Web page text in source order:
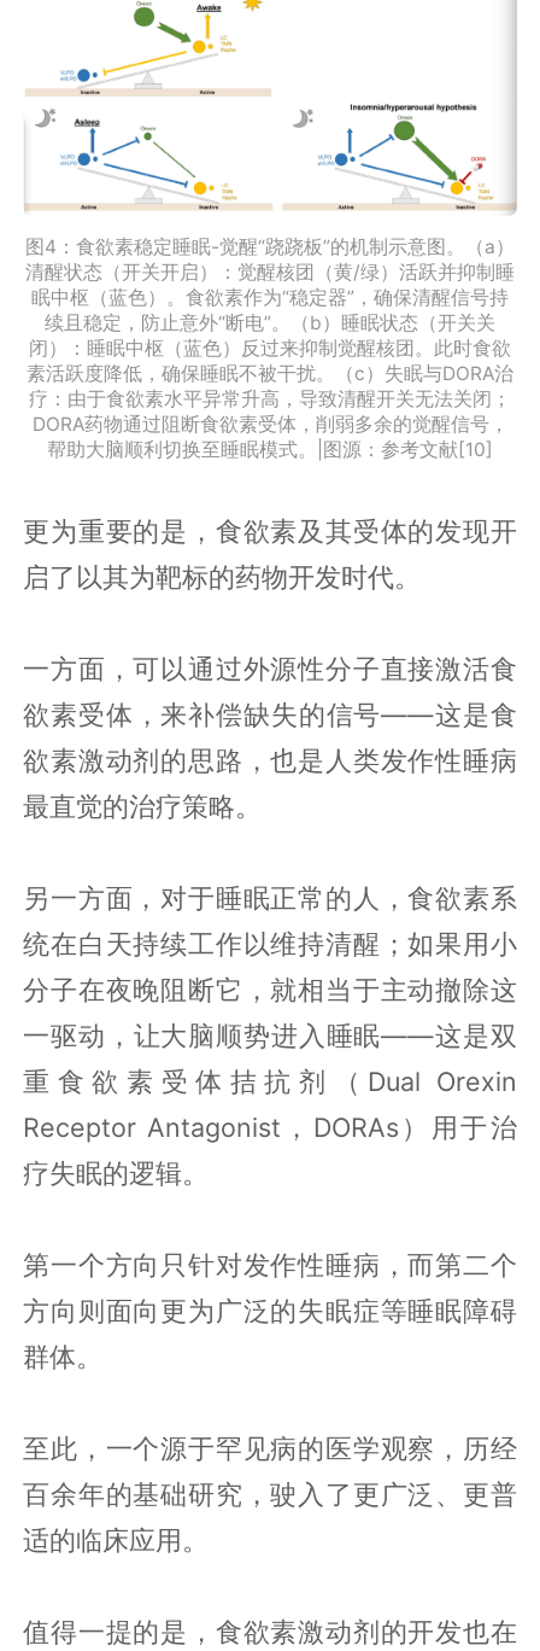
图4：食欲素稳定睡眠-觉醒“跷跷板”的机制示意图。（a）
清醒状态（开关开启）：觉醒核团（黄/绿）活跃并抑制睡
眠中枢（蓝色）。食欲素作为“稳定器”，确保清醒信号持
续且稳定，防止意外“断电”。（b）睡眠状态（开关关
闭）：睡眠中枢（蓝色）反过来抑制觉醒核团。此时食欲
素活跃度降低，确保睡眠不被干扰。（c）失眠与DORA治
疗：由于食欲素水平异常升高，导致清醒开关无法关闭；
DORA药物通过阻断食欲素受体，削弱多余的觉醒信号，
帮助大脑顺利切换至睡眠模式。|图源：参考文献[10]
更为重要的是，食欲素及其受体的发现开
启了以其为靶标的药物开发时代。
一方面，可以通过外源性分子直接激活食
欲素受体，来补偿缺失的信号——这是食
欲素激动剂的思路，也是人类发作性睡病
最直觉的治疗策略。
另一方面，对于睡眠正常的人，食欲素系
统在白天持续工作以维持清醒；如果用小
分子在夜晚阻断它，就相当于主动撤除这
一驱动，让大脑顺势进入睡眠——这是双
重食欲素受体拮抗剂（Dual Orexin
Receptor Antagonist，DORAs）用于治
疗失眠的逻辑。
第一个方向只针对发作性睡病，而第二个
方向则面向更为广泛的失眠症等睡眠障碍
群体。
至此，一个源于罕见病的医学观察，历经
百余年的基础研究，驶入了更广泛、更普
适的临床应用。
值得一提的是，食欲素激动剂的开发也在